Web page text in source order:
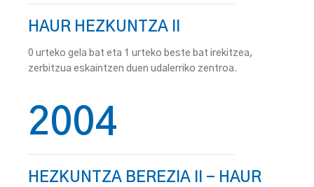
HAUR HEZKUNTZA II
0 urteko gela bat eta 1 urteko beste bat irekitzea,
zerbitzua eskaintzen duen udalerriko zentroa.
2004
HEZKUNTZA BEREZIA II - HAUR